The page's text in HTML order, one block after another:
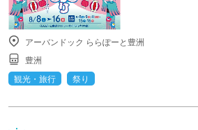
アーバンドック ららぽーと豊洲
豊洲
観光・旅行
祭り